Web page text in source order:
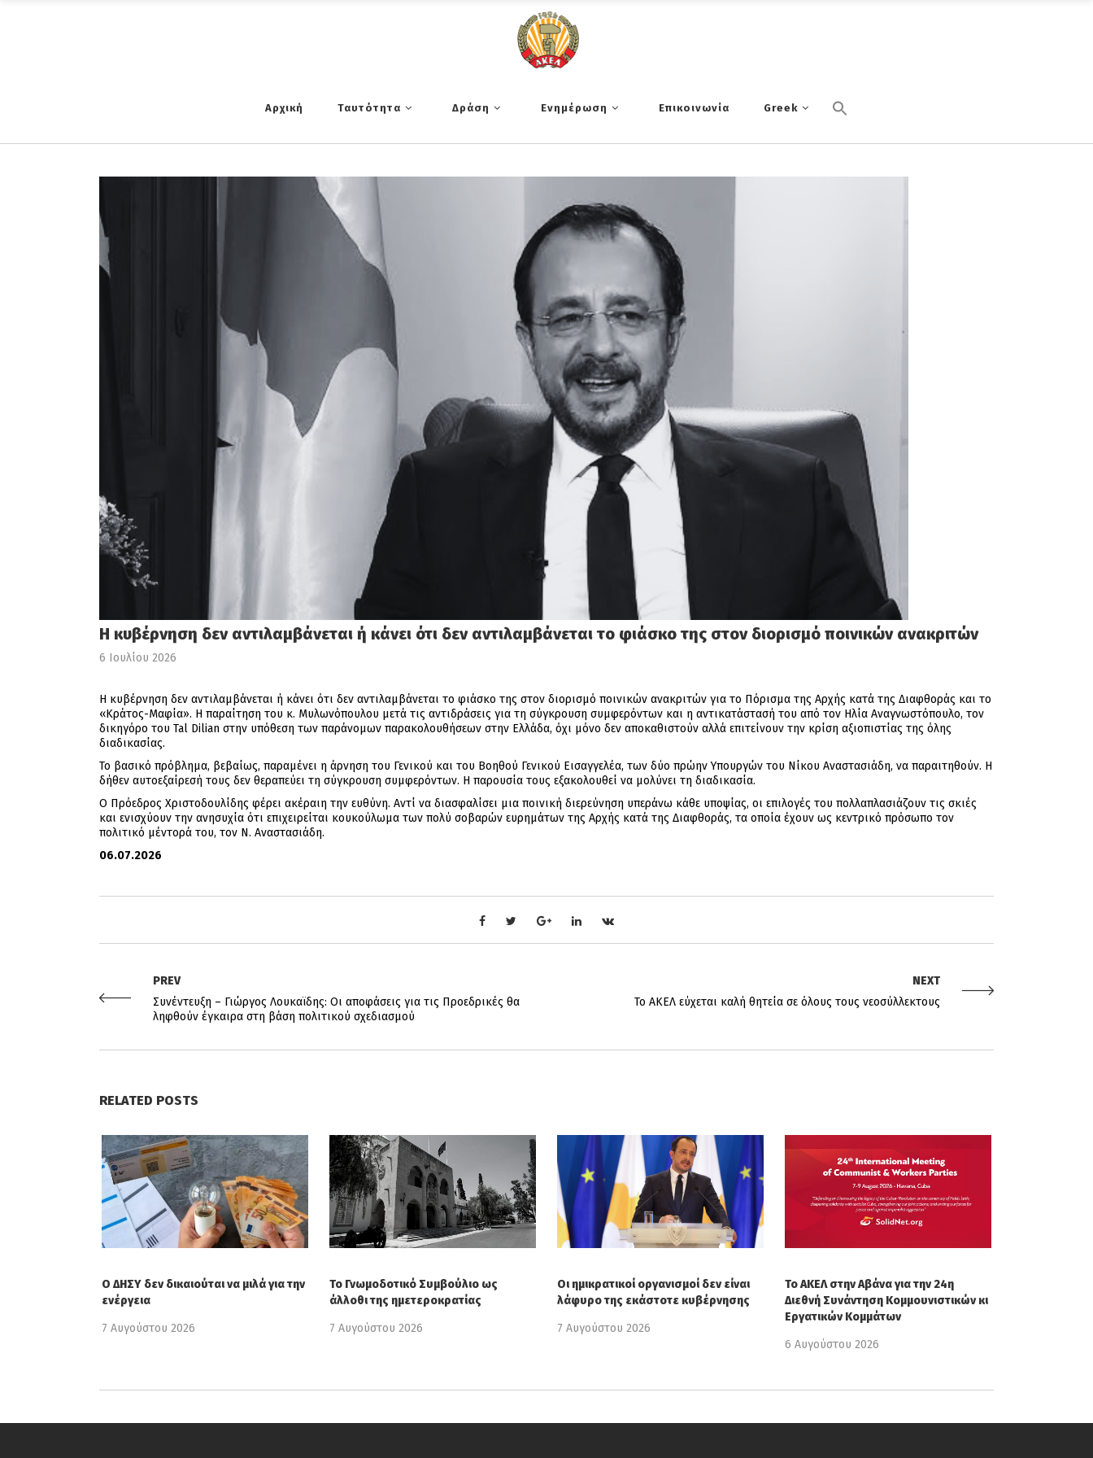
Αρχική Ταυτότητα Δράση Ενημέρωση Επικοινωνία Greek
Η κυβέρνηση δεν αντιλαμβάνεται ή κάνει ότι δεν αντιλαμβάνεται το φιάσκο της στον διορισμό ποινικών ανακριτών
6 Ιουλίου 2026
Η κυβέρνηση δεν αντιλαμβάνεται ή κάνει ότι δεν αντιλαμβάνεται το φιάσκο της στον διορισμό ποινικών ανακριτών για το Πόρισμα της Αρχής κατά της Διαφθοράς και το
«Κράτος-Μαφία». Η παραίτηση του κ. Μυλωνόπουλου μετά τις αντιδράσεις για τη σύγκρουση συμφερόντων και η αντικατάστασή του από τον Ηλία Αναγνωστόπουλο, τον
δικηγόρο του Tal Dilian στην υπόθεση των παράνομων παρακολουθήσεων στην Ελλάδα, όχι μόνο δεν αποκαθιστούν αλλά επιτείνουν την κρίση αξιοπιστίας της όλης
διαδικασίας.
Το βασικό πρόβλημα, βεβαίως, παραμένει η άρνηση του Γενικού και του Βοηθού Γενικού Εισαγγελέα, των δύο πρώην Υπουργών του Νίκου Αναστασιάδη, να παραιτηθούν. Η
δήθεν αυτοεξαίρεσή τους δεν θεραπεύει τη σύγκρουση συμφερόντων. Η παρουσία τους εξακολουθεί να μολύνει τη διαδικασία.
Ο Πρόεδρος Χριστοδουλίδης φέρει ακέραιη την ευθύνη. Αντί να διασφαλίσει μια ποινική διερεύνηση υπεράνω κάθε υποψίας, οι επιλογές του πολλαπλασιάζουν τις σκιές
και ενισχύουν την ανησυχία ότι επιχειρείται κουκούλωμα των πολύ σοβαρών ευρημάτων της Αρχής κατά της Διαφθοράς, τα οποία έχουν ως κεντρικό πρόσωπο τον
πολιτικό μέντορά του, τον Ν. Αναστασιάδη.
06.07.2026
PREV
Συνέντευξη – Γιώργος Λουκαϊδης: Οι αποφάσεις για τις Προεδρικές θα
ληφθούν έγκαιρα στη βάση πολιτικού σχεδιασμού
NEXT
Το ΑΚΕΛ εύχεται καλή θητεία σε όλους τους νεοσύλλεκτους
RELATED POSTS
Ο ΔΗΣΥ δεν δικαιούται να μιλά για την
ενέργεια
7 Αυγούστου 2026
Το Γνωμοδοτικό Συμβούλιο ως
άλλοθι της ημετεροκρατίας
7 Αυγούστου 2026
Οι ημικρατικοί οργανισμοί δεν είναι
λάφυρο της εκάστοτε κυβέρνησης
7 Αυγούστου 2026
Το ΑΚΕΛ στην Αβάνα για την 24η
Διεθνή Συνάντηση Κομμουνιστικών κι
Εργατικών Κομμάτων
6 Αυγούστου 2026